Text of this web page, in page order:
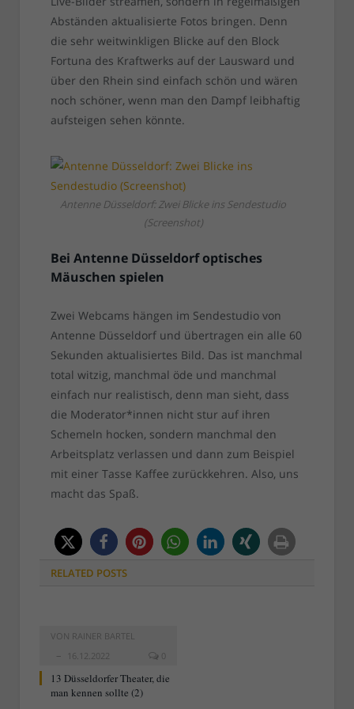
Abständen aktualisierte Fotos bringen. Denn
die sehr weitwinkligen Blicke auf den Block
Fortuna des Kraftwerks auf der Lausward und
über den Rhein sind einfach schön und wären
noch schöner, wenn man den Dampf leibhaftig
aufsteigen sehen könnte.
Antenne Düsseldorf: Zwei Blicke ins Sendestudio
(Screenshot)
Bei Antenne Düsseldorf optisches
Mäuschen spielen
Zwei Webcams hängen im Sendestudio von
Antenne Düsseldorf und übertragen ein alle 60
Sekunden aktualisiertes Bild. Das ist manchmal
total witzig, manchmal öde und manchmal
einfach nur realistisch, denn man sieht, dass
die Moderator*innen nicht stur auf ihren
Schemeln hocken, sondern manchmal den
Arbeitsplatz verlassen und dann zum Beispiel
mit einer Tasse Kaffee zurückkehren. Also, uns
macht das Spaß.
RELATED POSTS
VON RAINER BARTEL
16.12.2022
0
13 Düsseldorfer Theater, die
man kennen sollte (2)